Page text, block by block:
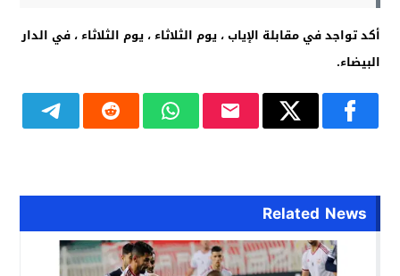
أكد تواجد في مقابلة الإياب ، يوم الثلاثاء ، يوم الثلاثاء ، في الدار
البيضاء.
Related News